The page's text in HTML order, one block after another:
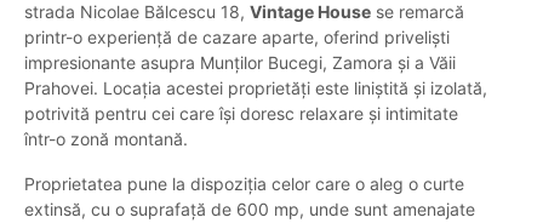
strada Nicolae Bălcescu 18, Vintage House se remarcă
printr-o experiență de cazare aparte, oferind priveliști
impresionante asupra Munților Bucegi, Zamora și a Văii
Prahovei. Locația acestei proprietăți este liniștită și izolată,
potrivită pentru cei care își doresc relaxare și intimitate
într-o zonă montană.
Proprietatea pune la dispoziția celor care o aleg o curte
extinsă, cu o suprafață de 600 mp, unde sunt amenajate